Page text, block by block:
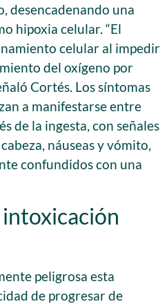
desencadenando una
hipoxia celular. “El
celular al impedir
del oxígeno por
Cortés. Los síntomas
a manifestarse entre
de la ingesta, con señales
náuseas y vómito,
confundidos con una
intoxicación
peligrosa esta
de progresar de